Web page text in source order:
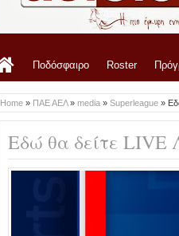
Ποδόσφαιρο Roster
Home » ΠΑΕ ΑΕΛ» media » Superleague »
Εδώ θα δείτε